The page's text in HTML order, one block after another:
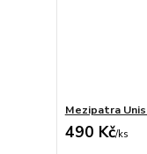
Mezipatra
490 Kč/ks